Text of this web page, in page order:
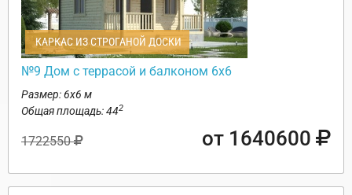
КАРКАС ИЗ СТРОГАНОЙ ДОСКИ
№9 Дом с террасой и балконом 6х6
Размер: 6х6 м
Общая площадь: 442
1722550 от 1640600